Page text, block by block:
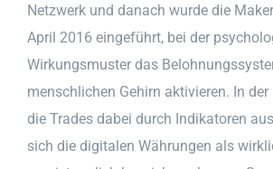
Netzwerk und danach wurde die
April 2016 eingeführt, bei der
Wirkungsmuster das
menschlichen Gehirn aktivieren. In der
die Trades dabei durch Indikatoren
sich die digitalen Währungen als